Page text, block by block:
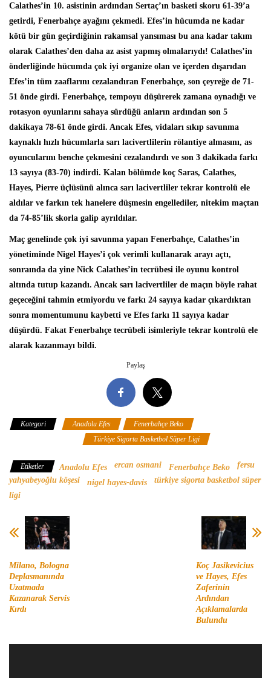
Calathes’in 10. asistinin ardından Sertaç’ın basketi skoru 61-39’a
getirdi, Fenerbahçe ayağını çekmedi. Efes’in hücumda ne kadar
kötü bir gün geçirdiğinin rakamsal yansıması bu ana kadar takım
olarak Calathes’den daha az asist yapmış olmalarıydı! Calathes’in
önderliğinde hücumda çok iyi organize olan ve içerden dışarıdan
Efes’in tüm zaaflarını cezalandıran Fenerbahçe, son çeyreğe de 71-
51 önde girdi. Fenerbahçe, tempoyu düşürerek zamana oynadığı ve
rotasyon oyunlarını sahaya sürdüğü anların ardından son 5
dakikaya 78-61 önde girdi. Ancak Efes, vidaları sıkıp savunma
kaynaklı hızlı hücumlarla sarı lacivertlilerin rölantiye almasını, as
oyuncularını benche çekmesini cezalandırdı ve son 3 dakikada farkı
13 sayıya (83-70) indirdi. Kalan bölümde koç Saras, Calathes,
Hayes, Pierre üçlüsünü alınca sarı lacivertliler tekrar kontrolü ele
aldılar ve farkın tek hanelere düşmesin engellediler, nitekim maçtan
da 74-85’lik skorla galip ayrıldılar.
Maç genelinde çok iyi savunma yapan Fenerbahçe, Calathes’in
yönetiminde Nigel Hayes’i çok verimli kullanarak arayı açtı,
sonraında da yine Nick Calathes’in tecrübesi ile oyunu kontrol
altında tutup kazandı. Ancak sarı lacivertliler de maçın böyle rahat
geçeceğini tahmin etmiyordu ve farkı 24 sayıya kadar çıkardıktan
sonra momentumunu kaybetti ve Efes farkı 11 sayıya kadar
düşürdü. Fakat Fenerbahçe tecrübeli isimleriyle tekrar kontrolü ele
alarak kazanmayı bildi.
Paylaş
Kategori Anadolu Efes Fenerbahçe Beko
Türkiye Sigorta Basketbol Süper Ligi
Etiketler Anadolu Efes ercan osmani Fenerbahçe Beko
fersu
yahyabeyoğlu köşesi
nigel hayes-davis
türkiye sigorta basketbol süper
ligi
Milano, Bologna
Deplasmanında
Uzatmada
Kazanarak Servis
Kırdı
Koç Jasikevicius
ve Hayes, Efes
Zaferinin
Ardından
Açıklamalarda
Bulundu